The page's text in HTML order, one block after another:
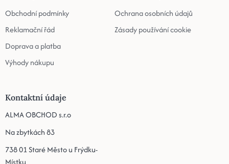
Obchodní podmínky
Reklamační řád
Doprava a platba
Výhody nákupu
Ochrana osobních údajů
Zásady používání cookie
Kontaktní údaje
ALMA OBCHOD s.r.o
Na zbytkách 83
738 01 Staré Město u Frýdku-
Místku